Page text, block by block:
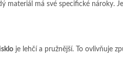
materiál má své specifické nároky.
je lehčí a pružnější. To ovlivňuje